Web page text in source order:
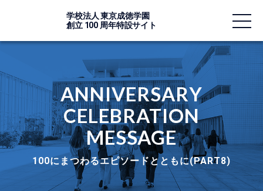
学校法人 東京成徳学園
創立 100 周年特設サイト
ANNIVERSARY
CELEBRATION
MESSAGE
100にまつわるエピソードとともに(PART8)